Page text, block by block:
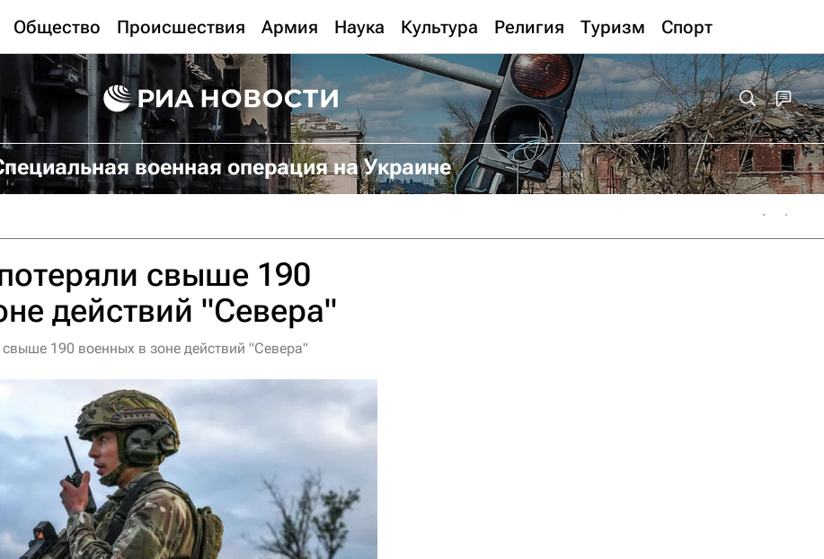
Общество Происшествия Армия Наука Культура Религия Туризм Спорт
военная операция на Украине
свыше 190
действий "Севера"
190 военных в зоне действий "Севера"